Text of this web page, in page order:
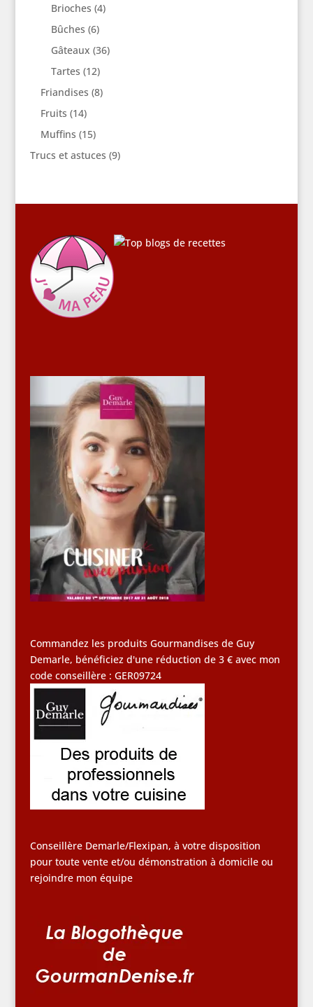
Brioches (4)
Bûches (6)
Gâteaux (36)
Tartes (12)
Friandises (8)
Fruits (14)
Muffins (15)
Trucs et astuces (9)
Commandez les produits Gourmandises de Guy
Demarle, bénéficiez d'une réduction de 3 € avec mon
code conseillère : GER09724
Conseillère Demarle/Flexipan, à votre disposition
pour toute vente et/ou démonstration à domicile ou
rejoindre mon équipe